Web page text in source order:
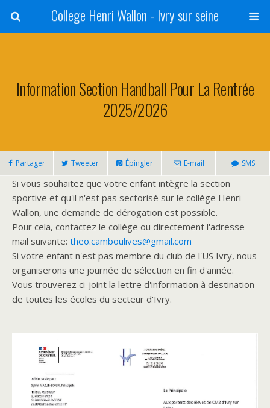
College Henri Wallon - Ivry sur seine
Information Section Handball Pour La Rentrée
2025/2026
Partager Tweeter Épingler E-mail SMS
Si vous souhaitez que votre enfant intègre la section
sportive et qu'il n'est pas sectorisé sur le collège Henri
Wallon, une demande de dérogation est possible.
Pour cela, contactez le collège ou directement l'adresse
mail suivante: theo.camboulives@gmail.com
Si votre enfant n'est pas membre du club de l'US Ivry, nous
organiserons une journée de sélection en fin d'année.
Vous trouverez ci-joint la lettre d'information à destination
de toutes les écoles du secteur d'Ivry.